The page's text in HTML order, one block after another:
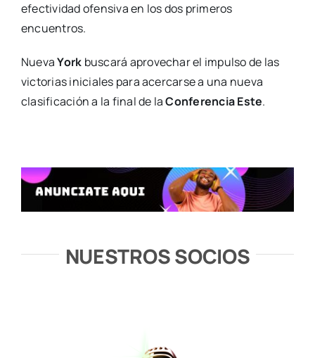
efectividad ofensiva en los dos primeros
encuentros.
NuevaYork buscará aprovechar el impulso de las
victorias iniciales para acercarse a una nueva
clasificación a la final de laConferencia Este.
NUESTROS SOCIOS